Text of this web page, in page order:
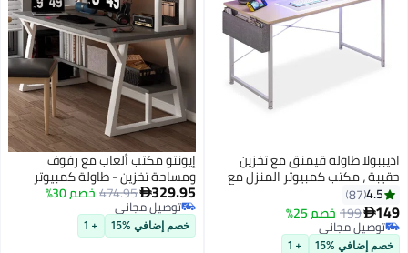
اديببولا طاوله قيمنق مع تخزين
حقيبة ، مكتب كمبيوتر المنزل مع
عرض الدعم 110 * 50 * 75 سم
4.5
87
149
199 خصم 25%
توصيل مجاني
توصيل مجاني
خصم إضافي %15 + 1
إيونتو مكتب ألعاب مع رفوف
ومساحة تخزين - طاولة كمبيوتر
عصرية مع رف كتب ورف شاشة
وتصميم متين لمكتب منزلي
329.95
474.95خصم 30%
توصيل مجاني
توصيل مجاني
خصم إضافي %15 + 1